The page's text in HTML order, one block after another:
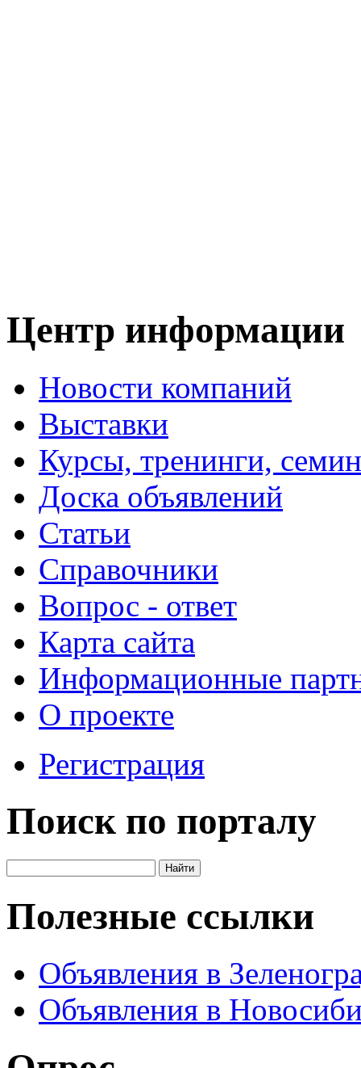
Центр информации
Новости компаний
Выставки
Курсы, тренинги,
Доска объявлений
Статьи
Справочники
Вопрос - ответ
Карта сайта
Информационные
О проекте
Регистрация
Поиск по порталу
Полезные ссылки
Объявления в
Объявления в